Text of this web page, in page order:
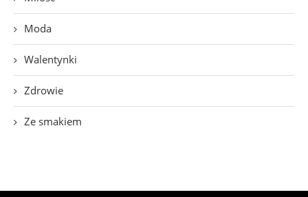
Moda
Walentynki
Zdrowie
Ze smakiem